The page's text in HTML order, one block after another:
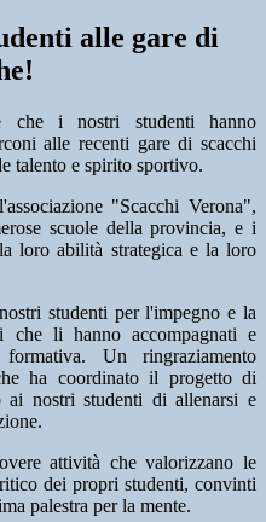
alle gare di
che i nostri studenti hanno
alle recenti gare di scacchi
talento e spirito sportivo.
"Scacchi Verona",
scuole della provincia, e i
loro abilità strategica e la loro
studenti per l'impegno e la
che li hanno accompagnati e
Un ringraziamento
ha coordinato il progetto di
ai nostri studenti di allenarsi e
attività che valorizzano le
dei propri studenti, convinti
palestra per la mente.